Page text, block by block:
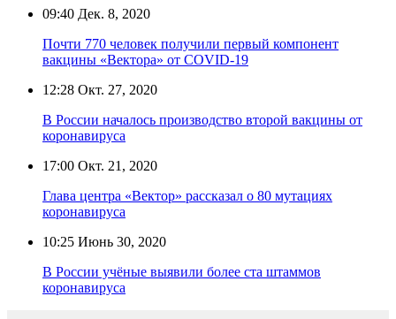
09:40 Дек. 8, 2020
Почти 770 человек получили первый компонент
вакцины «Вектора» от COVID-19
12:28 Окт. 27, 2020
В России началось производство второй вакцины от
коронавируса
17:00 Окт. 21, 2020
Глава центра «Вектор» рассказал о 80 мутациях
коронавируса
10:25 Июнь 30, 2020
В России учёные выявили более ста штаммов
коронавируса